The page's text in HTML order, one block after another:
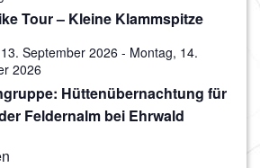
Tour – Kleine Klammspitze
September 2026 - Montag, 14.
2026
Hüttenübernachtung für
Feldernalm bei Ehrwald